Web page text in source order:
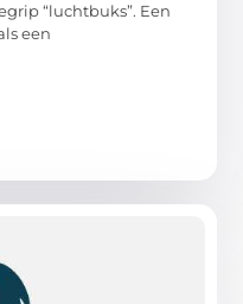
“luchtbuks”. Een
een